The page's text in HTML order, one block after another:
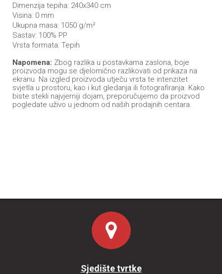
Dimenzija tepiha: 240x340 cm
Visina: 0 mm
Ukupna masa: 1050 g/m²
Sastav: 100% PP
Vrsta formata: Tepih
Napomena: Zbog razlika u postavkama zaslona, boje
proizvoda mogu se djelomično razlikovati od prikaza na
ekranu. Na izgled proizvoda utječu vrsta te intenzitet
svjetla u prostoru, kao i kut gledanja ili fotografiranja. Kako
biste stekli najvjerniji dojam, preporučujemo da proizvod
pogledate uživo u jednom od naših prodajnih centara.
Sjedište tvrtke